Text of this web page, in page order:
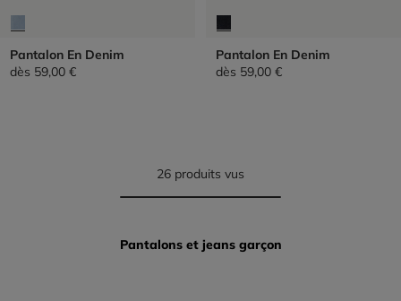
Pantalon En Denim
dès 59,00 €
Pantalon En Denim
dès 59,00 €
26 produits vus
Pantalons et jeans garçon